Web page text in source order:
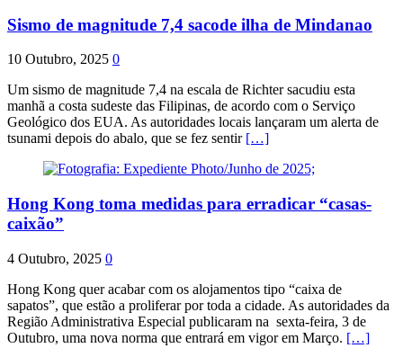
Sismo de magnitude 7,4 sacode ilha de Mindanao
10 Outubro, 2025 0
Um sismo de magnitude 7,4 na escala de Richter sacudiu esta
manhã a costa sudeste das Filipinas, de acordo com o Serviço
Geológico dos EUA. As autoridades locais lançaram um alerta de
tsunami depois do abalo, que se fez sentir […]
Hong Kong toma medidas para erradicar “casas-
caixão”
4 Outubro, 2025 0
Hong Kong quer acabar com os alojamentos tipo “caixa de
sapatos”, que estão a proliferar por toda a cidade. As autoridades da
Região Administrativa Especial publicaram na sexta-feira, 3 de
Outubro, uma nova norma que entrará em vigor em Março. […]